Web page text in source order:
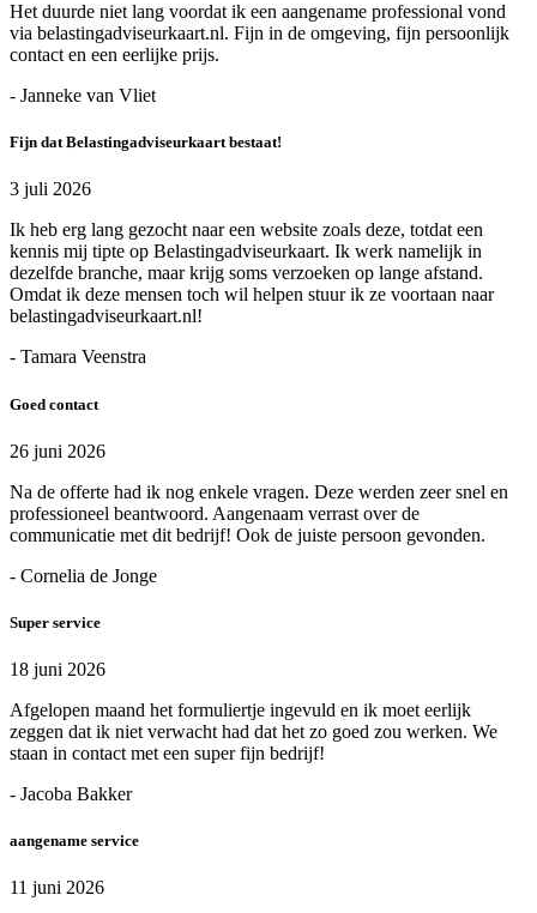
Het duurde niet lang voordat ik een aangename professional vond
via belastingadviseurkaart.nl. Fijn in de omgeving, fijn persoonlijk
contact en een eerlijke prijs.
- Janneke van Vliet
Fijn dat Belastingadviseurkaart bestaat!
3 juli 2026
Ik heb erg lang gezocht naar een website zoals deze, totdat een
kennis mij tipte op Belastingadviseurkaart. Ik werk namelijk in
dezelfde branche, maar krijg soms verzoeken op lange afstand.
Omdat ik deze mensen toch wil helpen stuur ik ze voortaan naar
belastingadviseurkaart.nl!
- Tamara Veenstra
Goed contact
26 juni 2026
Na de offerte had ik nog enkele vragen. Deze werden zeer snel en
professioneel beantwoord. Aangenaam verrast over de
communicatie met dit bedrijf! Ook de juiste persoon gevonden.
- Cornelia de Jonge
Super service
18 juni 2026
Afgelopen maand het formuliertje ingevuld en ik moet eerlijk
zeggen dat ik niet verwacht had dat het zo goed zou werken. We
staan in contact met een super fijn bedrijf!
- Jacoba Bakker
aangename service
11 juni 2026